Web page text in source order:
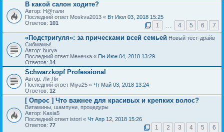
В какой салон ходите?
Автор: Н@тали
Последний ответ Moskva2013 « Вт Июл 03, 2018 15:25
Ответов: 101 1 … 4 5 6 7
«Подстригуля»: за прическами всей семьей Новый тест-драйв
Сибмамы!
Автор: burya
Последний ответ Менечка « Пн Июн 04, 2018 13:29
Ответов: 14
Schwarzkopf Professional
Автор: Ли-Ли
Последний ответ Miya25 « Чт Май 03, 2018 13:24
Ответов: 12
[ Опрос ] Что важнее для красивых и крепких волос?
Витамины, шампуни, процедуры
Автор: Kasia5
Последний ответ istori « Чт Апр 12, 2018 15:26
Ответов: 77 1 2 3 4 5 6